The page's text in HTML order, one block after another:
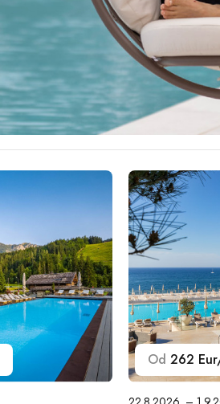
Od 262